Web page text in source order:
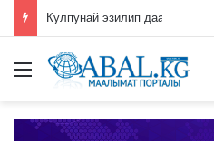
Меню